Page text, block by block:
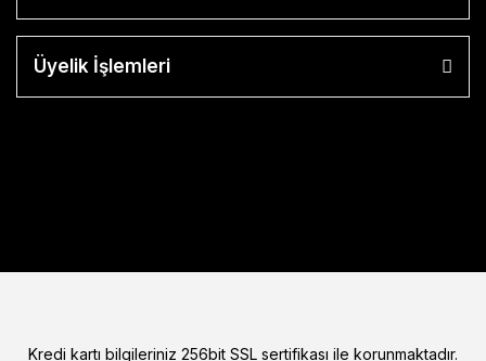
Üyelik İşlemleri
Kredi kartı bilgileriniz 256bit SSL sertifikası ile korunmaktadır.